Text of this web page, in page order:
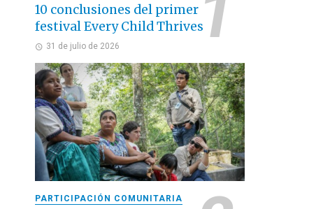
10 conclusiones del primer
festival Every Child Thrives
31 de julio de 2026
PARTICIPACIÓN COMUNITARIA